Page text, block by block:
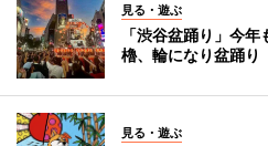
見る・遊ぶ
「渋谷盆踊り」今
櫓、輪になり盆踊り
見る・遊ぶ